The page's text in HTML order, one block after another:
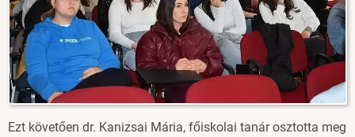
Ezt követően dr. Kanizsai Mária, főiskolai tanár osztotta meg